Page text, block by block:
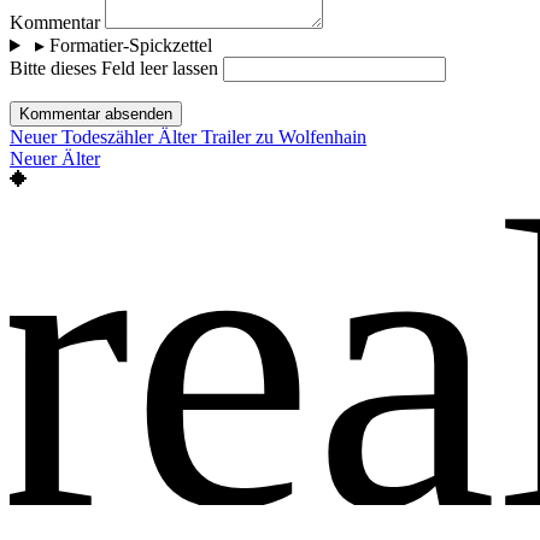
Kommentar
▸Formatier-Spickzettel
Bitte dieses Feld leer lassen
Kommentar absenden
Neuer Todeszähler Älter Trailer zu Wolfenhain
Neuer Älter